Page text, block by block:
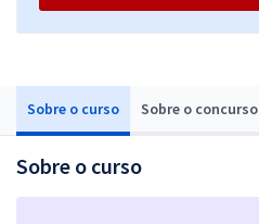
Sobre o curso Sobre o concurso
Sobre o curso